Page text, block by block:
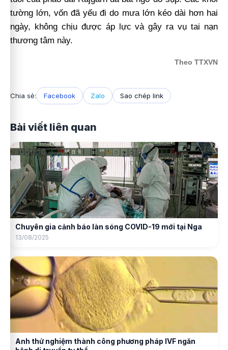
tường lớn, vốn đã yếu đi do mưa lớn kéo dài hơn hai
ngày, không chịu được áp lực và gây ra vụ tai nạn
thương tâm này.
Theo TTXVN
Chia sẻ: Facebook Zalo Sao chép link
Bài viết liên quan
Chuyên gia cảnh báo làn sóng COVID-19 mới tại Nga
13/08/2025
Anh thử nghiệm thành công phương pháp IVF ngăn